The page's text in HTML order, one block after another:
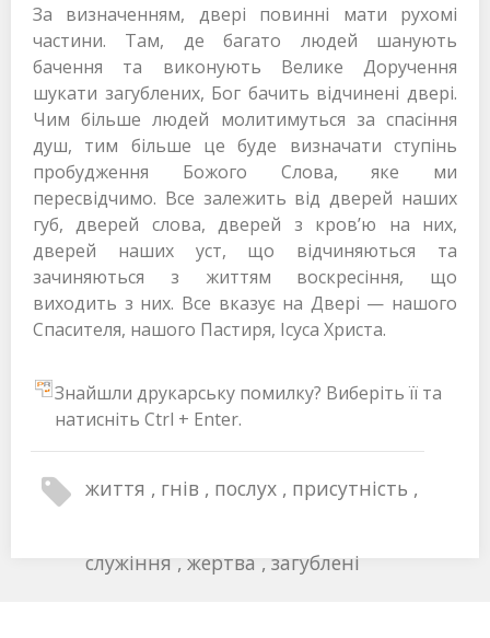
За визначенням, двері повинні мати рухомі
частини. Там, де багато людей шанують
бачення та виконують Велике Доручення
шукати загублених, Бог бачить відчинені двері.
Чим більше людей молитимуться за спасіння
душ, тим більше це буде визначати ступінь
пробудження Божого Слова, яке ми
пересвідчимо. Все залежить від дверей наших
губ, дверей слова, дверей з кров’ю на них,
дверей наших уст, що відчиняються та
зачиняються з життям воскресіння, що
виходить з них. Все вказує на Двері — нашого
Спасителя, нашого Пастиря, Ісуса Христа.
Знайшли друкарську помилку? Виберіть її та
натисніть Ctrl + Enter.
життя гнів послух присутність
служіння жертва загублені